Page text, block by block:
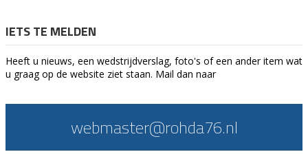
IETS TE MELDEN
Heeft u nieuws, een wedstrijdverslag, foto's of een ander item wat
u graag op de website ziet staan. Mail dan naar
webmaster@rohda76.nl